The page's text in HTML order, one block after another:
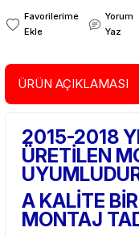
Yorum
Yaz
ÜRÜN AÇIKLAMASI
2015-2018
ÜRETİLEN
A KALİTE
MONTAJ